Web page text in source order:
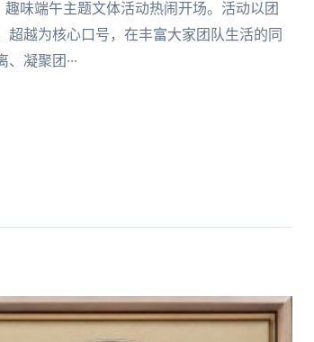
味端午主题文体活动热闹开场。活动以团
超越为核心口号，在丰富大家团队生活的同
凝聚团···